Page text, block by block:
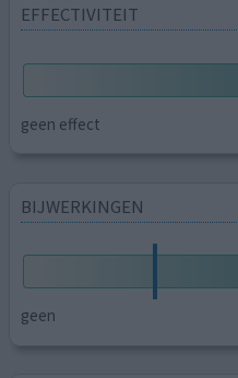
EFFECTIVITEIT
geen effect
BIJWERKINGEN
geen